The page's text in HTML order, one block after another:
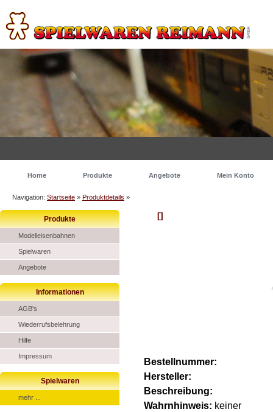
Home Produkte Angebote Mein Konto
Navigation: Startseite » Produktdetails »
Produkte
Modelleisenbahnen
Spielwaren
Angebote
Informationen
AGB's
Wiederrufsbelehrung
Hilfe
Impressum
Spielwaren
mehr ...
[]
Bestellnummer:
Hersteller:
Beschreibung:
Wahrnhinweis: keiner